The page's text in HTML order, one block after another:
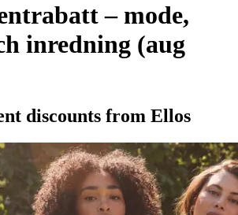
– mode,
inredning (aug
discounts from Ellos